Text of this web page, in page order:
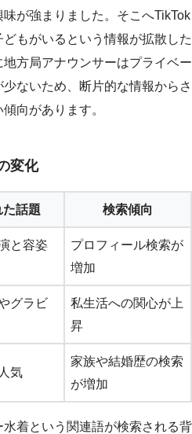
が強まりました。そこへTikTok
もがいるという情報が拡散した
方局アナウンサーはプライベー
ないため、断片的な情報からさ
向があります。
変化
話題 検索傾向
と容姿
プロフィール検索が
増加
グラビ
私生活への関心が上
昇
気
家族や結婚歴の検索
が増加
着という関連語が検索される背